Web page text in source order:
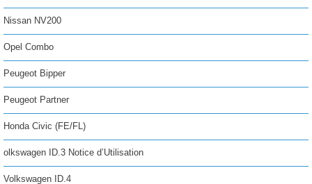
Nissan NV200
Opel Combo
Peugeot Bipper
Peugeot Partner
Honda Civic (FE/FL)
olkswagen ID.3 Notice d’Utilisation
Volkswagen ID.4